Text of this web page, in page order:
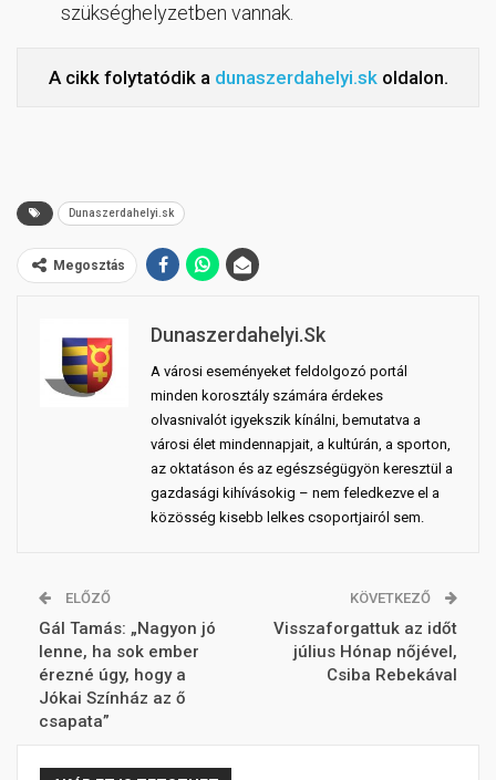
szükséghelyzetben vannak.
A cikk folytatódik a dunaszerdahelyi.skoldalon.
Dunaszerdahelyi.sk
Megosztás
Dunaszerdahelyi.sk
A városi eseményeket feldolgozó portál
minden korosztály számára érdekes
olvasnivalót igyekszik kínálni, bemutatva a
városi élet mindennapjait, a kultúrán, a sporton,
az oktatáson és az egészségügyön keresztül a
gazdasági kihívásokig – nem feledkezve el a
közösség kisebb lelkes csoportjairól sem.
ELŐZŐ
Gál Tamás: „Nagyon jó
lenne, ha sok ember
érezné úgy, hogy a
Jókai Színház az ő
csapata”
KÖVETKEZŐ
Visszaforgattuk az időt
július Hónap nőjével,
Csiba Rebekával